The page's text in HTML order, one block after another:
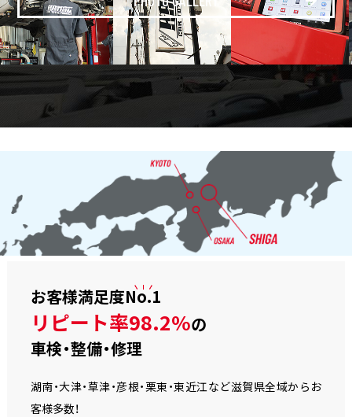
お客様満足度No.1
リピート率98.2%の
車検・整備・修理
湖南・大津・草津・彦根・栗東・東近江など滋賀県全域からお
客様多数！